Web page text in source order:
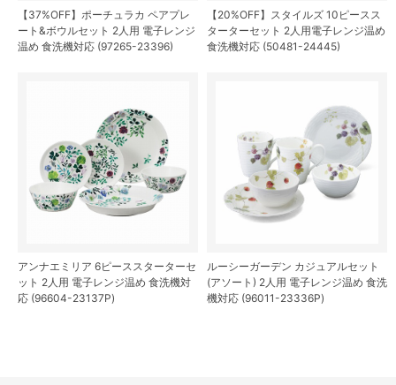
【37%OFF】ポーチュラカ ペアプレ
ート&ボウルセット 2人用 電子レンジ
温め 食洗機対応 (97265-23396)
【20%OFF】スタイルズ 10ピースス
ターターセット 2人用電子レンジ温め
食洗機対応 (50481-24445)
アンナエミリア 6ピーススターターセ
ット 2人用 電子レンジ温め 食洗機対
応 (96604-23137P)
ルーシーガーデン カジュアルセット
(アソート) 2人用 電子レンジ温め 食洗
機対応 (96011-23336P)